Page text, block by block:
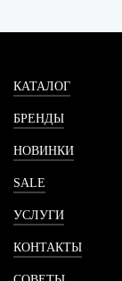
КАТАЛОГ
БРЕНДЫ
НОВИНКИ
SALE
УСЛУГИ
КОНТАКТЫ